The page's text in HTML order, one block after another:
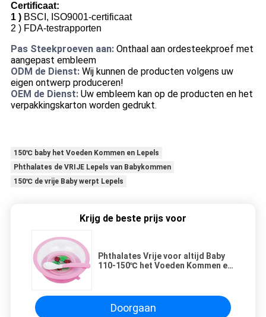
Certificaat:
1 ) BSCI, ISO9001-certificaat
2 ) FDA-testrapporten
Pas Steekproeven aan: Onthaal aan ordesteekproef met
aangepast embleem
ODM de Dienst: Wij kunnen de producten volgens uw
eigen ontwerp produceren!
OEM de Dienst: Uw embleem kan op de producten en het
verpakkingskarton worden gedrukt.
150℃ baby het Voeden Kommen en Lepels
Phthalates de VRIJE Lepels van Babykommen
150℃ de vrije Baby werpt Lepels
Krijg de beste prijs voor
Phthalates Vrije voor altijd Baby
110-150℃ het Voeden Kommen en
Doorgaan